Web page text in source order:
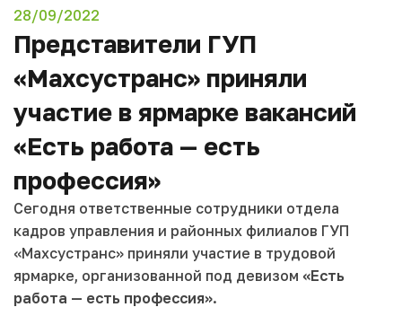
28/09/2022
Представители ГУП
«Махсустранс» приняли
участие в ярмарке вакансий
«Есть работа — есть
профессия»
Сегодня ответственные сотрудники отдела
кадров управления и районных филиалов ГУП
«Махсустранс» приняли участие в трудовой
ярмарке, организованной под девизом «Есть
работа — есть профессия».